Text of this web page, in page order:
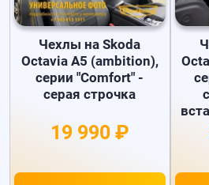
Чехлы на Skoda
Octavia A5 (ambition),
серии "Comfort" -
серая строчка
19 990 ₽